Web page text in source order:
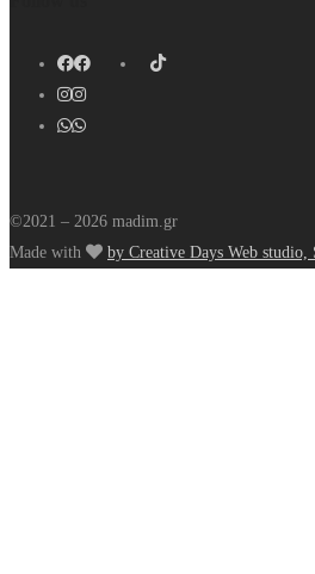
©2021 – 2026 madim.gr
Made with
by Creative Days Web